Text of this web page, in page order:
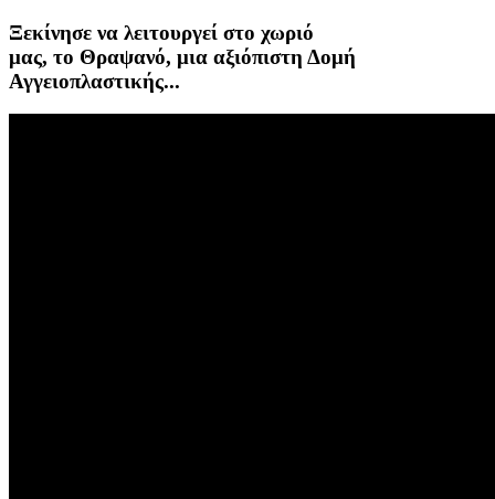
Ξεκίνησε να λειτουργεί στο χωριό
μας, το Θραψανό, μια αξιόπιστη Δομή
Αγγειοπλαστικής...